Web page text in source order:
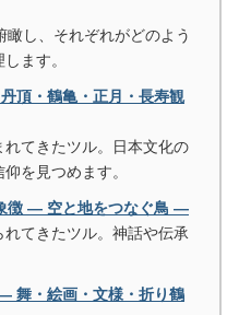
し、それぞれがどのよう
ます。
頂・鶴亀・正月・長寿観
てきたツル。日本文化の
を見つめます。
徴 ― 空と地をつなぐ鳥 ―
てきたツル。神話や伝承
舞・絵画・文様・折り鶴